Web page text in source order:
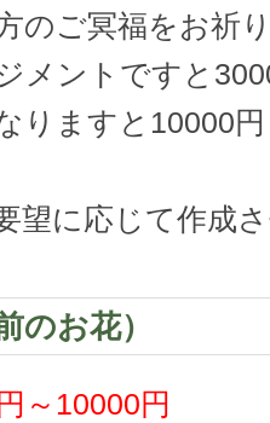
のご冥福をお祈
メントですと
りますと10000
望に応じて作成
のお花）
～10000円